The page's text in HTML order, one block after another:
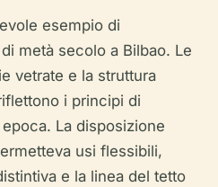
esempio di
metà secolo a Bilbao. Le
vetrate e la struttura
i principi di
La disposizione
usi flessibili,
e la linea del tetto